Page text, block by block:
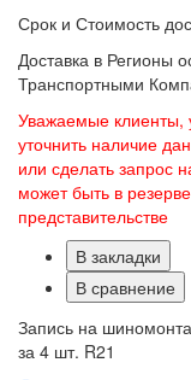
Срок и Стоимость
Доставка в Регионы
Транспортными
Уважаемые клиенты,
уточнить наличие
или сделать запрос
может быть в
представительстве
В закладки
В сравнение
Запись на
за 4 шт. R21